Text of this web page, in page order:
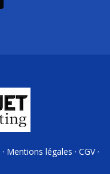
· Mentions légales · CGV·